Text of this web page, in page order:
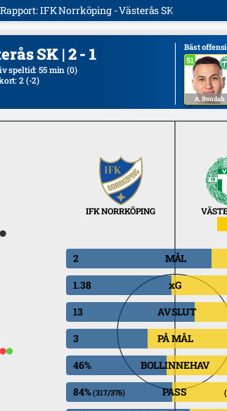
Rapport: IFK Norrköping - Västerås SK Fotboll
SK | 2 - 1
speltid: 55 min(0)
2(-2)
Bäst
51
51
A. Boudah
IFK NORRKÖPING
2
MÅL
1.38
xG
13
AVSLUT
3
PÅ MÅL
46%
BOLLINNEHAV
84%(317/376) PASS